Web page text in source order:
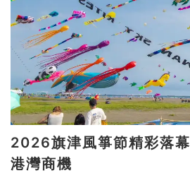
2026旗津風箏節精彩落幕 18萬人潮帶旺
港灣商機